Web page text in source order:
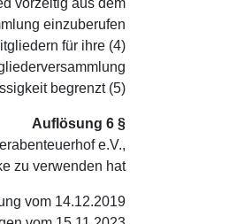
vorzeitig aus dem
einzuberufen.
für ihre
(5) Die Haftung des Vorstandes wird auf Vorsatz und grobe Fahrlässigkeit begrenzt.
§ 6 Auflösung
e.V.,
zu verwenden hat.
vom 14.12.2019